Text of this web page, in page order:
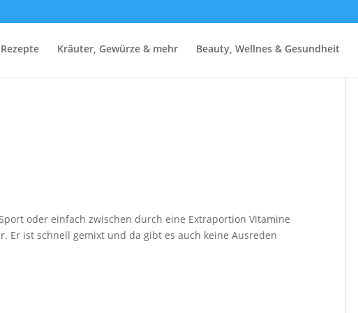
Rezepte Kräuter, Gewürze & mehr Beauty, Wellnes & Gesundheit
oder einfach zwischen durch eine Extraportion Vitamine
Er ist schnell gemixt und da gibt es auch keine Ausreden